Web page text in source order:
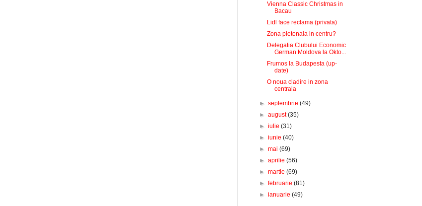
Vienna Classic Christmas in
Bacau
Lidl face reclama (privata)
Zona pietonala in centru?
Delegatia Clubului Economic
German Moldova la Okto...
Frumos la Budapesta (up-
date)
O noua cladire in zona
centrala
►septembrie(49)
►august(35)
►iulie(31)
►iunie(40)
►mai(69)
►aprilie(56)
►martie(69)
►februarie(81)
►ianuarie(49)